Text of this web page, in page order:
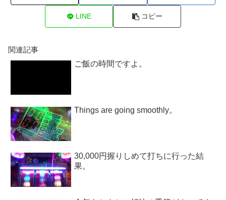
LINE コピー
関連記事
ご飯の時間ですよ。
Things are going smoothly。
30,000円握りしめて打ちに行った結
果。